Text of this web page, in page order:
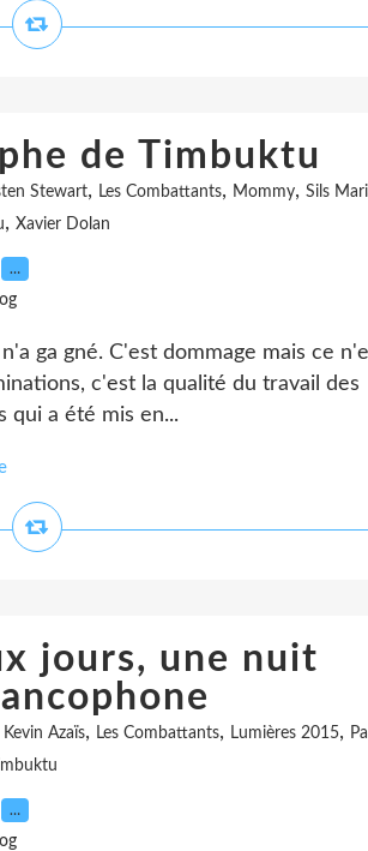
de Timbuktu
Stewart, Les Combattants, Mommy, Sils
, Xavier Dolan
…
ga gné. C'est dommage mais ce
c'est la qualité du travail des
qui a été mis en...
jours, une nuit
Kevin Azaïs, Les Combattants, Lumières 2015,
…